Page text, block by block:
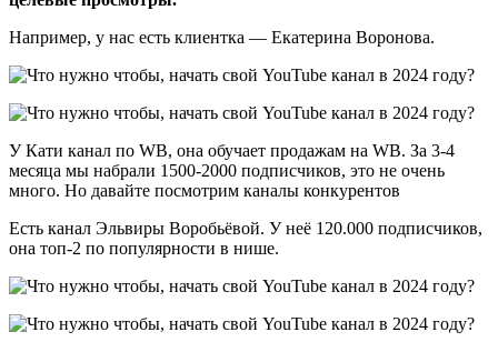
Например, у нас есть клиентка — Екатерина Воронова.
У Кати канал по WB, она обучает продажам на WB. За 3-4
месяца мы набрали 1500-2000 подписчиков, это не очень
много. Но давайте посмотрим каналы конкурентов
Есть канал Эльвиры Воробьёвой. У неё 120.000 подписчиков,
она топ-2 по популярности в нише.